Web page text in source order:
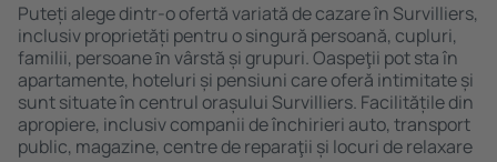
Puteți alege dintr-o ofertă variată de cazare în Survilliers,
inclusiv proprietăți pentru o singură persoană, cupluri,
familii, persoane ȋn vârstă și grupuri. Oaspeţii pot sta în
apartamente, hoteluri și pensiuni care oferă intimitate și
sunt situate în centrul orașului Survilliers. Facilitățile din
apropiere, inclusiv companii de închirieri auto, transport
public, magazine, centre de reparaţii și locuri de relaxare